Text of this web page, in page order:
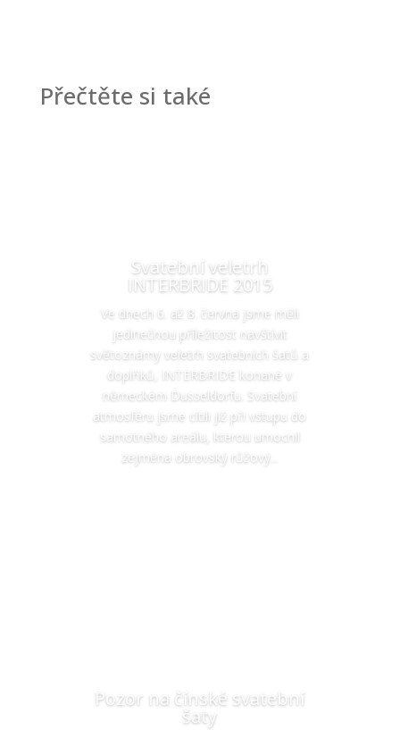
Přečtěte si také
Svatební veletrh
INTERBRIDE 2015
Ve dnech 6. až 8. června jsme měli
jedinečnou příležitost navštívit
světoznámy veletrh svatebních šatů a
doplňků, INTERBRIDE konané v
německém Dusseldorfu. Svatební
atmosféru jsme cítili již při vstupu do
samotného areálu, kterou umocnil
zejména obrovský růžový...
Pozor na čínské svatební
šaty